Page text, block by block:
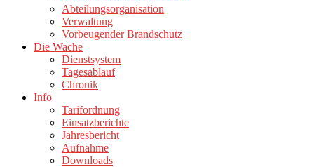
Abteilungsorganisation
Verwaltung
Vorbeugender Brandschutz
Die Wache
Dienstsystem
Tagesablauf
Chronik
Info
Tarifordnung
Einsatzberichte
Jahresbericht
Aufnahme
Downloads